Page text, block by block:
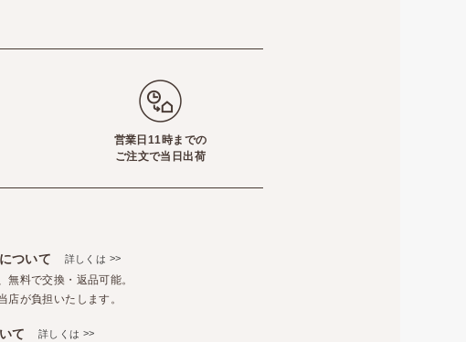
営業日11時までの
ご注文で当日出荷
ついて 詳しくは >>
無料で交換・返品可能。
店が負担いたします。
て 詳しくは >>